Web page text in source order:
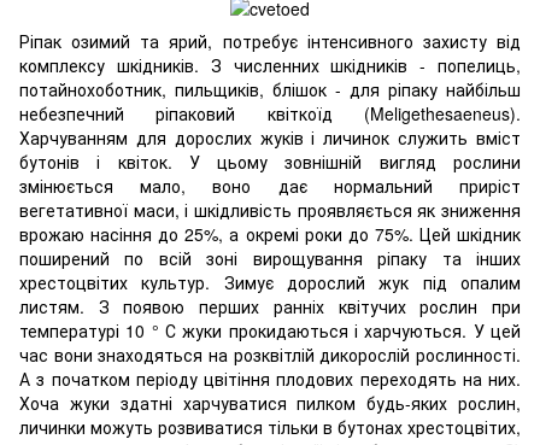
Ріпак озимий та ярий, потребує інтенсивного захисту від
комплексу шкідників. З численних шкідників - попелиць,
потайнохоботник, пильщиків, блішок - для ріпаку найбільш
небезпечний ріпаковий квіткоїд (Meligethesaeneus).
Харчуванням для дорослих жуків і личинок служить вміст
бутонів і квіток. У цьому зовнішній вигляд рослини
змінюється мало, воно дає нормальний приріст
вегетативної маси, і шкідливість проявляється як зниження
врожаю насіння до 25%, а окремі роки до 75%. Цей шкідник
поширений по всій зоні вирощування ріпаку та інших
хрестоцвітих культур. Зимує дорослий жук під опалим
листям. З появою перших ранніх квітучих рослин при
температурі 10 ° С жуки прокидаються і харчуються. У цей
час вони знаходяться на розквітлій дикорослій рослинності.
А з початком періоду цвітіння плодових переходять на них.
Хоча жуки здатні харчуватися пилком будь-яких рослин,
личинки можуть розвиватися тільки в бутонах хрестоцвітих,